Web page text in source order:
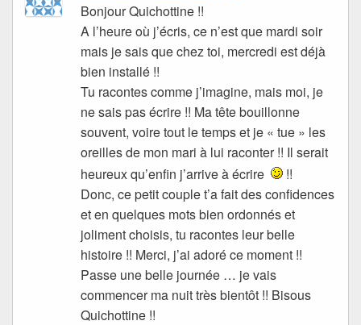
Bonjour Quichottine !!
A l’heure où j’écris, ce n’est que mardi soir
mais je sais que chez toi, mercredi est déjà
bien installé !!
Tu racontes comme j’imagine, mais moi, je
ne sais pas écrire !! Ma tête bouillonne
souvent, voire tout le temps et je « tue » les
oreilles de mon mari à lui raconter !! Il serait
heureux qu’enfin j’arrive à écrire
!!
Donc, ce petit couple t’a fait des confidences
et en quelques mots bien ordonnés et
joliment choisis, tu racontes leur belle
histoire !! Merci, j’ai adoré ce moment !!
Passe une belle journée … je vais
commencer ma nuit très bientôt !! Bisous
Quichottine !!